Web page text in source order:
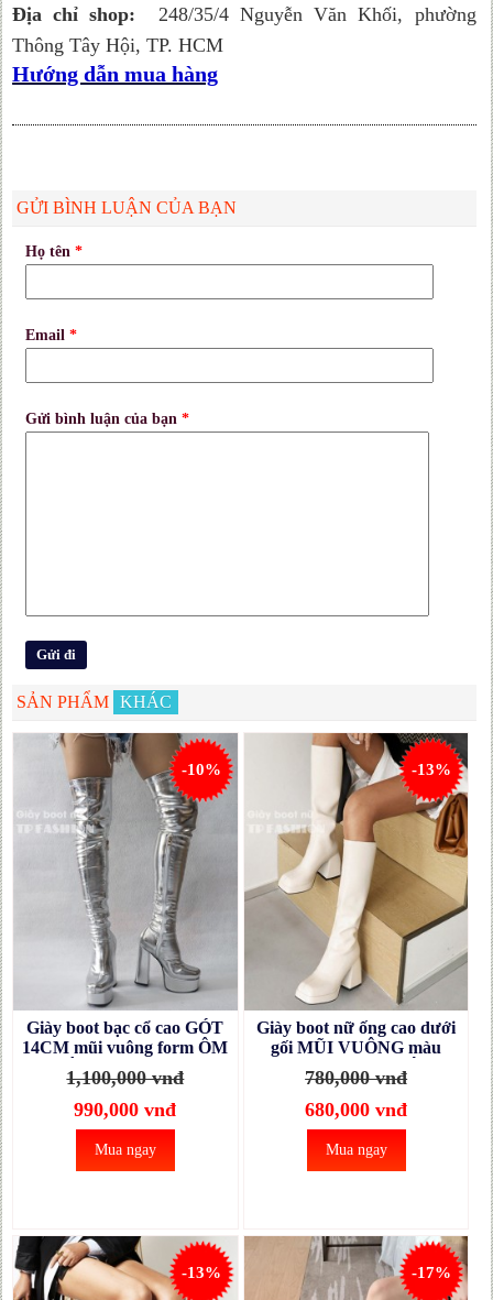
Địa chỉ shop: 248/35/4 Nguyễn Văn Khối, phường
Thông Tây Hội, TP. HCM
Hướng dẫn mua hàng
GỬI BÌNH LUẬN CỦA BẠN
Họ tên*
Email*
Gửi bình luận của bạn*
SẢN PHẨM KHÁC
-10%
Giày boot bạc cổ cao GÓT
14CM mũi vuông form ÔM
CHÂN, THON DÁNG
mang tiệc, biểu diễn
GCC14D
1,100,000 vnđ
990,000 vnđ
Mua ngay
-13%
Giày boot nữ ống cao dưới
gối MŨI VUÔNG màu
trắng đơn giản KHÔNG
DÂY KÉO gót vuông hình
CONG độc đáo GCC11B
780,000 vnđ
680,000 vnđ
Mua ngay
-13% -17%